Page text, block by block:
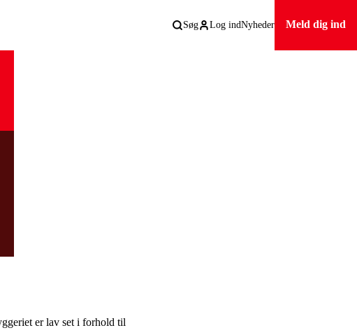
Søg Log indNyheder Meld dig ind
er lav set i forhold til